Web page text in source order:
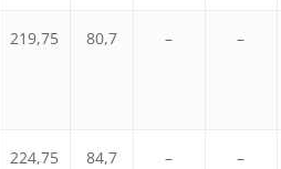
219,75 80,7 – –
224,75 84,7 – –